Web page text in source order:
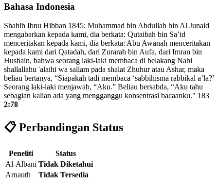
Bahasa Indonesia
Shahih Ibnu Hibban 1845: Muhammad bin Abdullah bin Al Junaid
mengabarkan kepada kami, dia berkata: Qutaibah bin Sa’id
menceritakan kepada kami, dia berkata: Abu Awanah menceritakan
kepada kami dari Qatadah, dari Zurarah bin Aufa, dari Imran bin
Hushain, bahwa seorang laki-laki membaca di belakang Nabi
shallallahu 'alaihi wa sallam pada shalat Zhuhur atau Ashar, maka
beliau bertanya, “Siapakah tadi membaca ‘sabbihisma rabbikal a’la?’
Seorang laki-laki menjawab, “Aku.” Beliau bersabda, “Aku tahu
sebagian kalian ada yang mengganggu konsentrasi bacaanku." 183
2:78
📋 Perbandingan Status
Peneliti
Status
Al-Albani Tidak Diketahui
Arnauth
Tidak Tersedia